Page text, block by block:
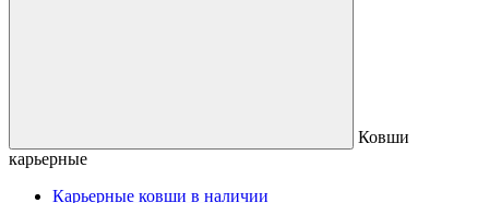
Ковши
карьерные
Карьерные ковши в наличии